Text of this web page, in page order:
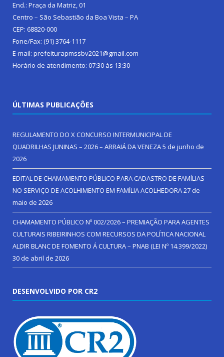
End.: Praça da Matriz, 01
Centro – São Sebastião da Boa Vista – PA
CEP: 68820-000
Fone/Fax: (91) 3764-1117
E-mail: prefeiturapmssbv2021@gmail.com
Horário de atendimento: 07:30 às 13:30
ÚLTIMAS PUBLICAÇÕES
REGULAMENTO DO X CONCURSO INTERMUNICIPAL DE
QUADRILHAS JUNINAS – 2026 – ARRAIÁ DA VENEZA5 de junho de
2026
EDITAL DE CHAMAMENTO PÚBLICO PARA CADASTRO DE FAMÍLIAS
NO SERVIÇO DE ACOLHIMENTO EM FAMÍLIA ACOLHEDORA27 de
maio de 2026
CHAMAMENTO PÚBLICO Nº 002/2026 – PREMIAÇÃO PARA AGENTES
CULTURAIS RIBEIRINHOS COM RECURSOS DA POLÍTICA NACIONAL
ALDIR BLANC DE FOMENTO Á CULTURA – PNAB (LEI Nº 14.399/2022)
30 de abril de 2026
DESENVOLVIDO POR CR2